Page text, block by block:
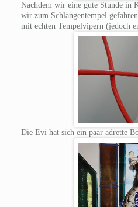
Nachdem wir eine gute Stunde in
wir zum Schlangentempel
mit echten Tempelvipern (jedoch
Die Evi hat sich ein paar adrette